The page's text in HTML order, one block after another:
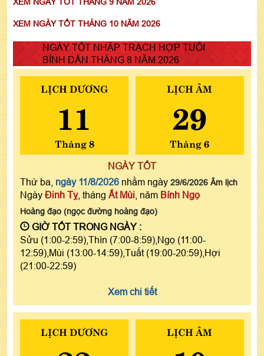
XEM NGÀY TỐT THÁNG 10 NĂM 2026
NGÀY TỐT NHẬP TRẠCH HỢP TUỔI
BÍNH DẦN THÁNG 8 NĂM 2026
LỊCH DƯƠNG
11
Tháng 8
LỊCH ÂM
29
Tháng 6
NGÀY TỐT
Thứ ba, ngày 11/8/2026 nhằm ngày 29/6/2026 Âm lịch
Ngày Đinh Tỵ, tháng Ất Mùi , năm Bính Ngọ
Hoàng đạo (ngọc đường hoàng đạo)
GIỜ TỐT TRONG NGÀY :
Sửu (1:00-2:59),Thìn (7:00-8:59),Ngọ (11:00-
12:59),Mùi (13:00-14:59),Tuất (19:00-20:59),Hợi
(21:00-22:59)
Xem chi tiết
LỊCH DƯƠNG LỊCH ÂM